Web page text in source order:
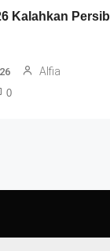
Kalahkan Persib
Alfia
0